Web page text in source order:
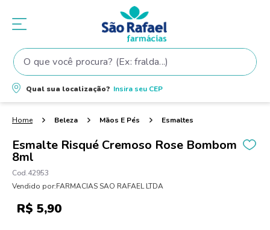
O que você procura? (Ex: fralda...)
Qual sua localização? Insira seu CEP
Beleza Mãos E Pés Esmaltes
Esmalte Risqué Cremoso Rose Bombom
8ml
42953
Vendido por:FARMACIAS SAO RAFAEL LTDA
R$ 5,90
Termos mais buscados
1º fralda
shampoo
4º
5º tintura cabelo